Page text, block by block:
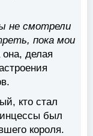
не смотрели
пока мои
делая
кто стал
был
короля.